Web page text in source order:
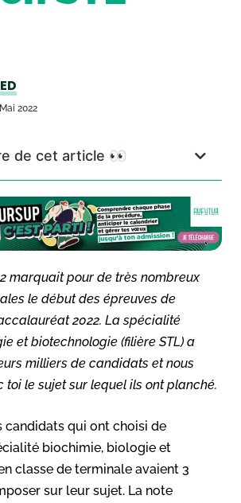
2022
de cet article 👀
marquait pour de très nombreux
le début des épreuves de
2022. La spécialité
et biotechnologie (filière STL) a
milliers de candidats et nous
toi le sujet sur lequel ils ont planché.
candidats qui ont choisi de
biochimie, biologie et
classe de terminale avaient 3
sur leur sujet. La note